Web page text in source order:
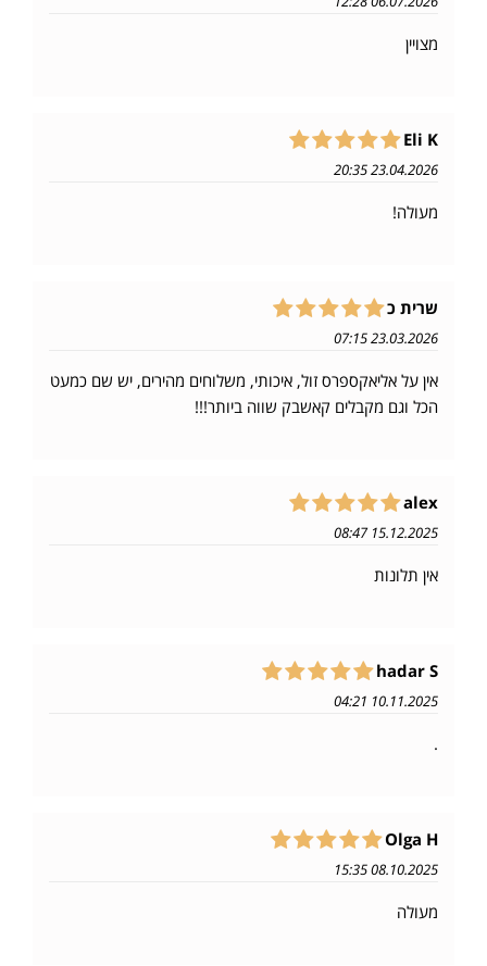
מצויין
Eli K
23.04.2026 20:35
מעולה!
שרית כ
23.03.2026 07:15
אין על אליאקספרס זול, איכותי, משלוחים מהירים, יש שם כמעט
הכל וגם מקבלים קאשבק שווה ביותר!!!
alex
15.12.2025 08:47
אין תלונות
hadar S
10.11.2025 04:21
.
Olga H
08.10.2025 15:35
מעולה